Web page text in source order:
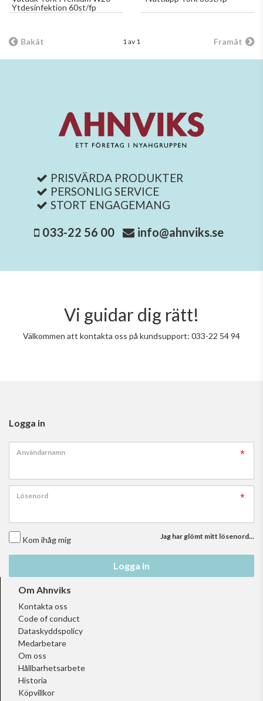
Ytdesinfektion 60st/fp
Bakåt 1 av 1 Framåt
PRISVÄRDA PRODUKTER
PERSONLIG SERVICE
STORT ENGAGEMANG
033-22 56 00 info@ahnviks.se
Vi guidar dig rätt!
Välkommen att kontakta oss på kundsupport: 033-22 54 94
Logga in
Användarnamn
Lösenord
Kom ihåg mig Jag har glömt mitt lösenord...
Logga in
Om Ahnviks
Kontakta oss
Code of conduct
Dataskyddspolicy
Medarbetare
Om oss
Hållbarhetsarbete
Historia
Köpvillkor